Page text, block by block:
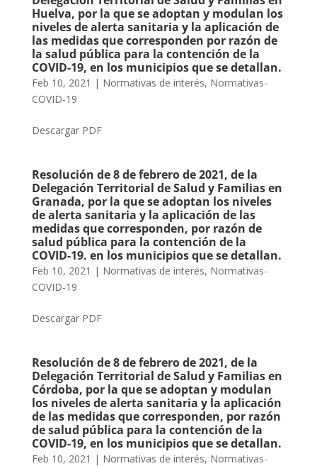
Huelva, por la que se adoptan y modulan los
niveles de alerta sanitaria y la aplicación de
las medidas que corresponden por razón de
la salud pública para la contención de la
COVID-19, en los municipios que se detallan.
Feb 10, 2021 | Normativas de interés, Normativas-
COVID-19
Descargar PDF
Resolución de 8 de febrero de 2021, de la
Delegación Territorial de Salud y Familias en
Granada, por la que se adoptan los niveles
de alerta sanitaria y la aplicación de las
medidas que corresponden, por razón de
salud pública para la contención de la
COVID-19. en los municipios que se detallan.
Feb 10, 2021 | Normativas de interés, Normativas-
COVID-19
Descargar PDF
Resolución de 8 de febrero de 2021, de la
Delegación Territorial de Salud y Familias en
Córdoba, por la que se adoptan y modulan
los niveles de alerta sanitaria y la aplicación
de las medidas que corresponden, por razón
de salud pública para la contención de la
COVID-19, en los municipios que se detallan.
Feb 10, 2021 | Normativas de interés, Normativas-